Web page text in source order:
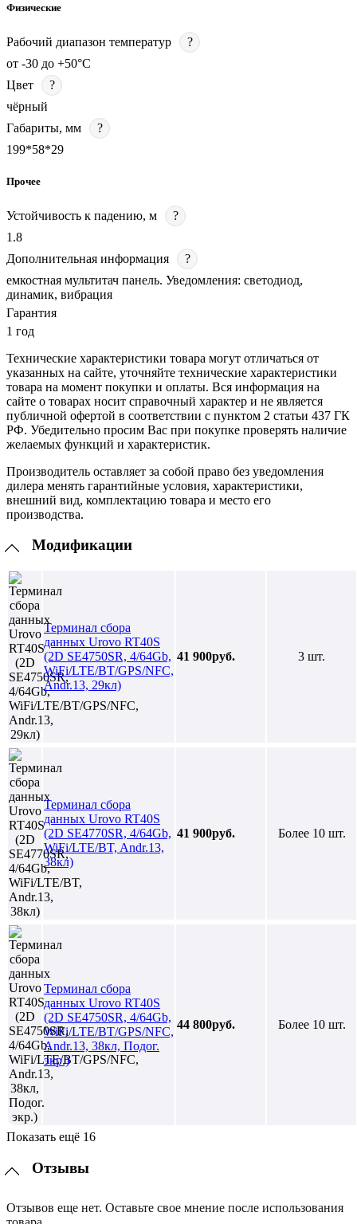
Физические
Рабочий диапазон температур
?
от -30 до +50°С
Цвет
?
чёрный
Габариты, мм
?
199*58*29
Прочее
Устойчивость к падению, м
?
1.8
Дополнительная информация
?
емкостная мультитач панель. Уведомления: светодиод,
динамик, вибрация
Гарантия
1 год
Технические характеристики товара могут отличаться от
указанных на сайте, уточняйте технические характеристики
товара на момент покупки и оплаты. Вся информация на
сайте о товарах носит справочный характер и не является
публичной офертой в соответствии с пунктом 2 статьи 437 ГК
РФ. Убедительно просим Вас при покупке проверять наличие
желаемых функций и характеристик.
Производитель оставляет за собой право без уведомления
дилера менять гарантийные условия, характеристики,
внешний вид, комплектацию товара и место его
производства.
Модификации
Терминал сбора
данных Urovo RT40S
(2D SE4750SR, 4/64Gb,
WiFi/LTE/BT/GPS/NFC,
Andr.13, 29кл)
41 900руб. 3 шт.
Терминал сбора
данных Urovo RT40S
(2D SE4770SR, 4/64Gb,
WiFi/LTE/BT, Andr.13,
38кл)
41 900руб. Более 10 шт.
Терминал сбора
данных Urovo RT40S
(2D SE4750SR, 4/64Gb,
WiFi/LTE/BT/GPS/NFC,
Andr.13, 38кл, Подог.
экр.)
44 800руб. Более 10 шт.
Показать ещё 16
Отзывы
Отзывов еще нет. Оставьте свое мнение после использования